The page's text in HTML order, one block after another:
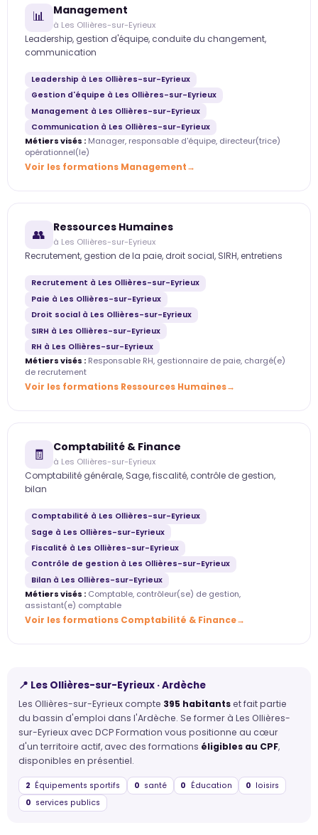
📊 Management
à Les Ollières-sur-Eyrieux
Leadership, gestion d'équipe, conduite du changement,
communication
Leadership à Les Ollières-sur-Eyrieux
Gestion d'équipe à Les Ollières-sur-Eyrieux
Management à Les Ollières-sur-Eyrieux
Communication à Les Ollières-sur-Eyrieux
Métiers visés : Manager, responsable d'équipe, directeur(trice)
opérationnel(le)
Voir les formations Management
👥 Ressources Humaines
à Les Ollières-sur-Eyrieux
Recrutement, gestion de la paie, droit social, SIRH, entretiens
Recrutement à Les Ollières-sur-Eyrieux
Paie à Les Ollières-sur-Eyrieux
Droit social à Les Ollières-sur-Eyrieux
SIRH à Les Ollières-sur-Eyrieux
RH à Les Ollières-sur-Eyrieux
Métiers visés : Responsable RH, gestionnaire de paie, chargé(e)
de recrutement
Voir les formations Ressources Humaines
🧾 Comptabilité & Finance
à Les Ollières-sur-Eyrieux
Comptabilité générale, Sage, fiscalité, contrôle de gestion,
bilan
Comptabilité à Les Ollières-sur-Eyrieux
Sage à Les Ollières-sur-Eyrieux
Fiscalité à Les Ollières-sur-Eyrieux
Contrôle de gestion à Les Ollières-sur-Eyrieux
Bilan à Les Ollières-sur-Eyrieux
Métiers visés : Comptable, contrôleur(se) de gestion,
assistant(e) comptable
Voir les formations Comptabilité & Finance
📍 Les Ollières-sur-Eyrieux · Ardèche
Les Ollières-sur-Eyrieux compte 395 habitantset fait partie
du bassin d'emploi dans l'Ardèche. Se former à Les Ollières-
sur-Eyrieux avec DCP Formation vous positionne au cœur
d'un territoire actif, avec des formations éligibles au CPF,
disponibles en présentiel.
2 Équipements sportifs 0 santé 0 Éducation 0 loisirs
0 services publics